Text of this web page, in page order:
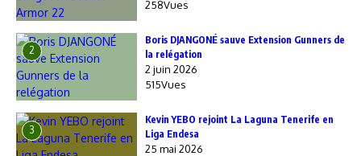
258Vues
2
Boris DJANGONÉ sauve Extension Gunners de
la relégation
2 juin 2026
515Vues
3
Kevin YEBO rejoint La Laguna Tenerife en
Liga Endesa
25 mai 2026